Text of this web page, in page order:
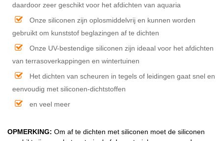
daardoor zeer geschikt voor het afdichten van aquaria
Onze siliconen zijn oplosmiddelvrij en kunnen worden
gebruikt om kunststof beglazingen af te dichten
Onze UV-bestendige siliconen zijn ideaal voor het afdichten
van terrasoverkappingen en wintertuinen
Het dichten van scheuren in tegels of leidingen gaat snel en
eenvoudig met siliconen-dichtstoffen
en veel meer
OPMERKING: Om af te dichten met siliconen moet de siliconen